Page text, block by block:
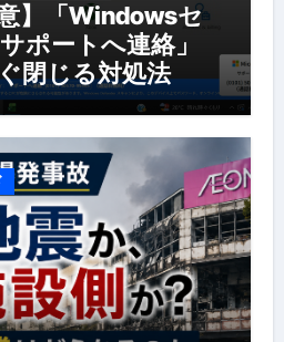
】「Windowsセ
ポートへ連絡」
閉じる対処法